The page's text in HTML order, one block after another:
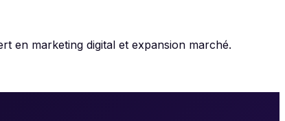
en marketing digital et expansion marché.